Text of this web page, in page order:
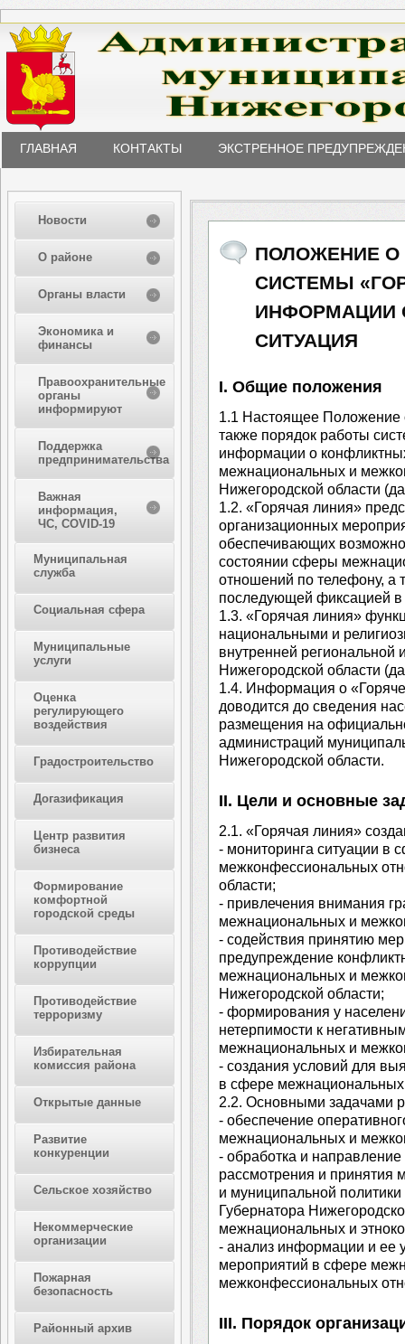
ГЛАВНАЯ КОНТАКТЫ ЭКСТРЕННОЕ
Новости
О районе
Органы власти
Экономика и
финансы
Правоохранительные
органы
информируют
Поддержка
предпринимательства
Важная
информация,
ЧС, COVID-19
Муниципальная
служба
Социальная сфера
Муниципальные
услуги
Оценка
регулирующего
воздействия
Градостроительство
Догазификация
Центр развития
бизнеса
Формирование
комфортной
городской среды
Противодействие
коррупции
Противодействие
терроризму
Избирательная
комиссия района
Открытые данные
Развитие
конкуренции
Сельское хозяйство
Некоммерческие
организации
Пожарная
безопасность
Районный архив
ПОЛОЖЕНИЕ О
СИСТЕМЫ
ИНФОРМАЦИИ
СИТУАЦИЯ
I. Общие положения
1.1 Настоящее Положение
также порядок работы
информации о
межнациональных и
Нижегородской области
1.2. «Горячая линия»
организационных
обеспечивающих
состоянии сферы
отношений по телефону, а
последующей фиксацией в
1.3. «Горячая линия»
национальными и
внутренней региональной
Нижегородской области
1.4. Информация о
доводится до сведения
размещения на
администраций
Нижегородской области.
II. Цели и основные
2.1. «Горячая линия»
- мониторинга ситуации в
межконфессиональных
области;
- привлечения внимания
межнациональных и
- содействия принятию
предупреждение
межнациональных и
Нижегородской области;
- формирования у
нетерпимости к
межнациональных и
- создания условий для
в сфере
2.2. Основными задачами
- обеспечение
межнациональных и
- обработка и
рассмотрения и принятия
и муниципальной
Губернатора
межнациональных и
- анализ информации и ее
мероприятий в сфере
межконфессиональных
III. Порядок